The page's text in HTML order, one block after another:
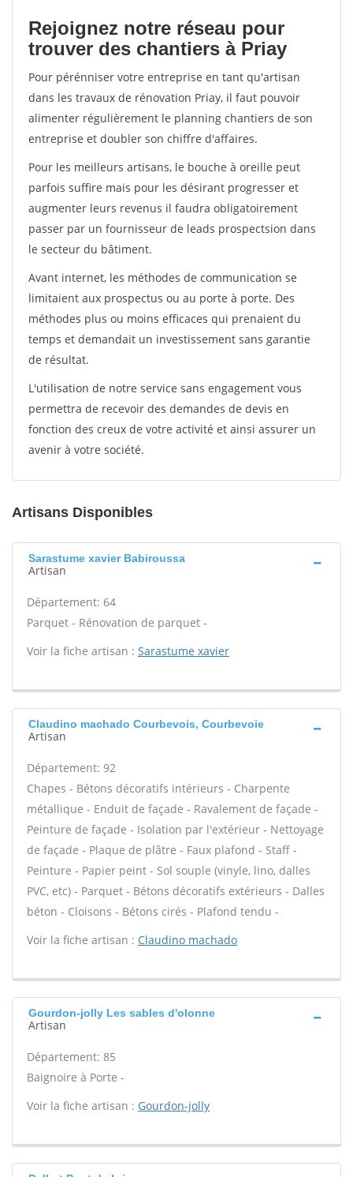
Rejoignez notre réseau pour
trouver des chantiers à Priay
Pour pérénniser votre entreprise en tant qu'artisan
dans les travaux de rénovation Priay, il faut pouvoir
alimenter régulièrement le planning chantiers de son
entreprise et doubler son chiffre d'affaires.
Pour les meilleurs artisans, le bouche à oreille peut
parfois suffire mais pour les désirant progresser et
augmenter leurs revenus il faudra obligatoirement
passer par un fournisseur de leads prospectsion dans
le secteur du bâtiment.
Avant internet, les méthodes de communication se
limitaient aux prospectus ou au porte à porte. Des
méthodes plus ou moins efficaces qui prenaient du
temps et demandait un investissement sans garantie
de résultat.
L'utilisation de notre service sans engagement vous
permettra de recevoir des demandes de devis en
fonction des creux de votre activité et ainsi assurer un
avenir à votre société.
Artisans Disponibles
Sarastume xavier Babiroussa
Artisan
Département: 64
Parquet - Rénovation de parquet -
Voir la fiche artisan : Sarastume xavier
Claudino machado Courbevois, Courbevoie
Artisan
Département: 92
Chapes - Bétons décoratifs intérieurs - Charpente
métallique - Enduit de façade - Ravalement de façade -
Peinture de façade - Isolation par l'extérieur - Nettoyage
de façade - Plaque de plâtre - Faux plafond - Staff -
Peinture - Papier peint - Sol souple (vinyle, lino, dalles
PVC, etc) - Parquet - Bétons décoratifs extérieurs - Dalles
béton - Cloisons - Bétons cirés - Plafond tendu -
Voir la fiche artisan : Claudino machado
Gourdon-jolly Les sables d'olonne
Artisan
Département: 85
Baignoire à Porte -
Voir la fiche artisan : Gourdon-jolly